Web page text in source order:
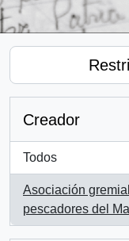
Creador
Todos
Asociación
pescadores del
, 1 resultados